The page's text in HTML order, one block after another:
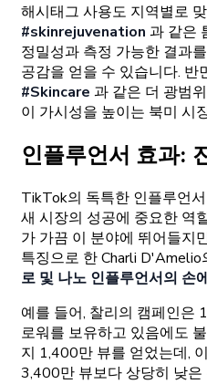
해시태그 사용도 지역별로
#skinrejuvenation 과 같은
정밀성과 측정 가능한 결과
공감을 얻을 수 있습니다. 반
#Skincare 과 같은 더 광범
이 가시성을 높이는 북미 시
인플루언서 효과:
TikTok의 독특한 인플루언
새 시장의 성공에 중요한 역
가 가끔 이 분야에 뛰어들지
특징으로 한 Charli D'Amelio
로 및 나노 인플루언서의 손
예를 들어, 찰리의 캠페인은
로워를 보유하고 있음에도
지 1,400만 뷰를 얻었는데,
3,400만 뷰보다 상당히 낮은